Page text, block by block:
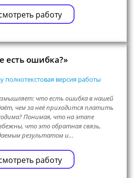
работу
есть ошибка?»
полнотекстовая версия работы
что есть ошибка в нашей
чем за неё приходится платить
Понимая, что на этапе
что это обратная связь,
результатом и…
работу